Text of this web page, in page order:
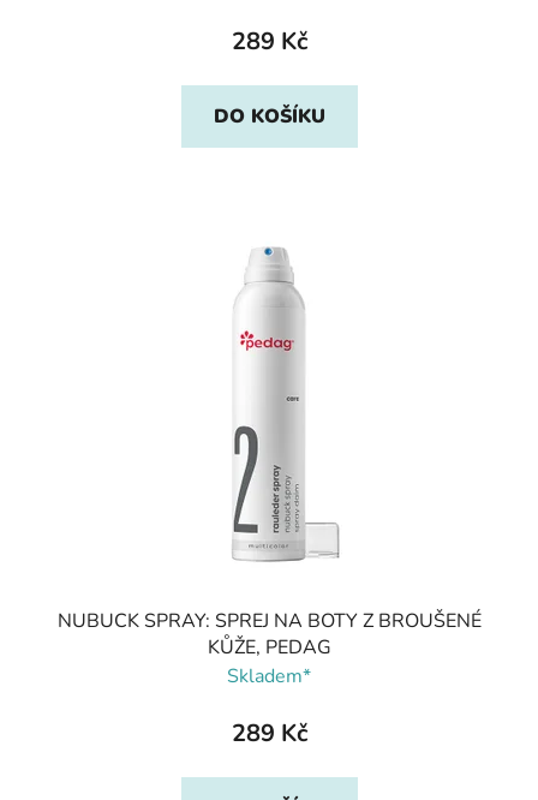
289 Kč
DO KOŠÍKU
NUBUCK SPRAY: SPREJ NA BOTY Z BROUŠENÉ
KŮŽE, PEDAG
Skladem*
289 Kč